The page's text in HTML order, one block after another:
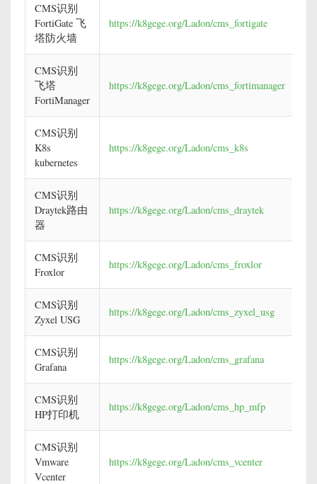
CMS识别
FortiGate 飞
塔防火墙
https://k8gege.org/Ladon/cms_fortigate
CMS识别
飞塔
FortiManager
https://k8gege.org/Ladon/cms_fortimanager
CMS识别
K8s
kubernetes
https://k8gege.org/Ladon/cms_k8s
CMS识别
Draytek路由
器
https://k8gege.org/Ladon/cms_draytek
CMS识别
Froxlor
https://k8gege.org/Ladon/cms_froxlor
CMS识别
Zyxel USG
https://k8gege.org/Ladon/cms_zyxel_usg
CMS识别
Grafana
https://k8gege.org/Ladon/cms_grafana
CMS识别
HP打印机
https://k8gege.org/Ladon/cms_hp_mfp
CMS识别
Vmware
Vcenter
https://k8gege.org/Ladon/cms_vcenter